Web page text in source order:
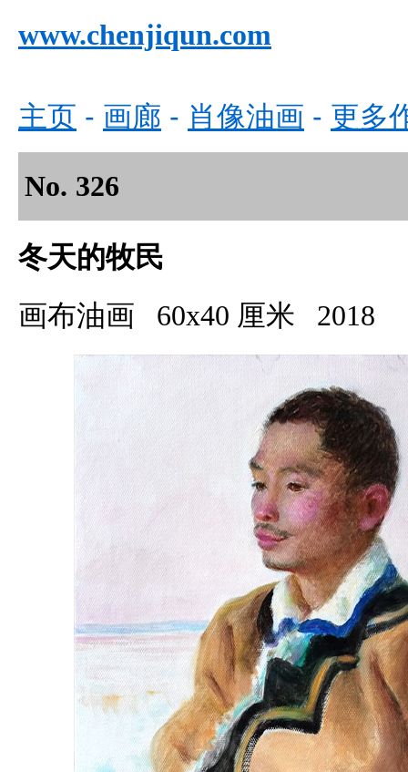
www.chenjiqun.com
主页 - 画廊 - 肖像油画 - 更多
No. 326
冬天的牧民
画布油画 60x40 厘米 2018